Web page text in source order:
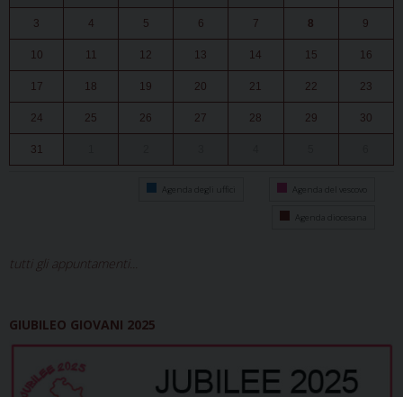
3 4 5 6 7 8 9
10 11 12 13 14 15 16
17 18 19 20 21 22 23
24 25 26 27 28 29 30
31
Agenda degli uffici Agenda del vescovo
Agenda diocesana
tutti gli appuntamenti...
GIUBILEO GIOVANI 2025